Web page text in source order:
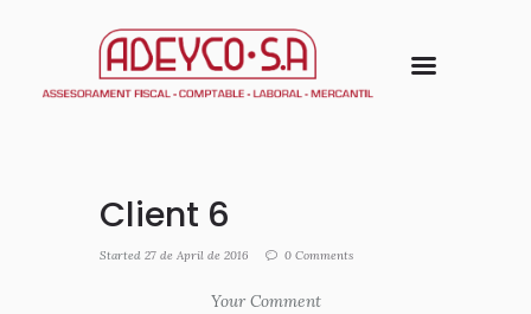
Client 6
Started 27 de April de 2016 0 Comments
Your Comment